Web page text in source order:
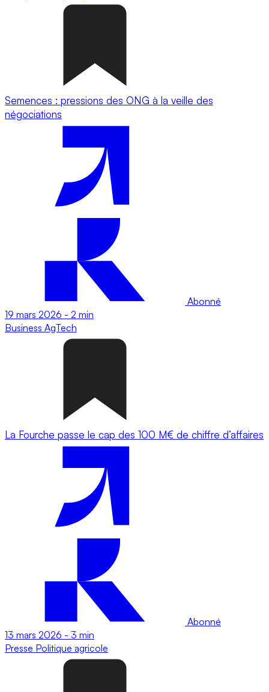
Semences : pressions des ONG à la veille des
négociations
Abonné
19 mars 2026 - 2 min
Business AgTech
La Fourche passe le cap des 100 M€ de chiffre d’affaires
Abonné
13 mars 2026 - 3 min
Presse Politique agricole